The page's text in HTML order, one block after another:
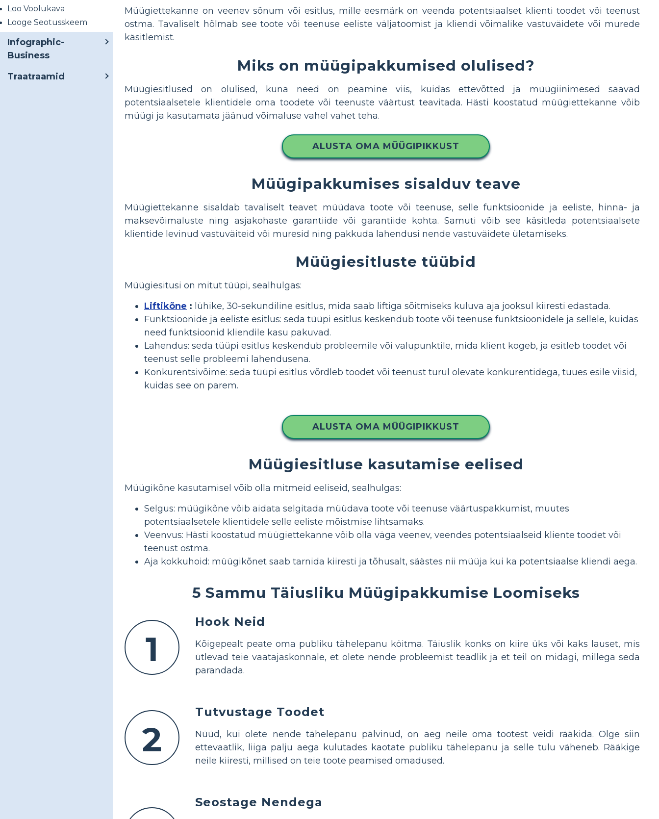
Loo Voolukava
Looge Seotusskeem
Infographic-
Business
Traatraamid
Müügiettekanne on veenev sõnum või esitlus, mille eesmärk on veenda potentsiaalset klienti toodet või teenust
ostma. Tavaliselt hõlmab see toote või teenuse eeliste väljatoomist ja kliendi võimalike vastuväidete või murede
käsitlemist.
Miks on müügipakkumised olulised?
Müügiesitlused on olulised, kuna need on peamine viis, kuidas ettevõtted ja müügiinimesed saavad
potentsiaalsetele klientidele oma toodete või teenuste väärtust teavitada. Hästi koostatud müügiettekanne võib
müügi ja kasutamata jäänud võimaluse vahel vahet teha.
ALUSTA OMA MÜÜGIPIKKUST
Müügipakkumises sisalduv teave
Müügiettekanne sisaldab tavaliselt teavet müüdava toote või teenuse, selle funktsioonide ja eeliste, hinna- ja
maksevõimaluste ning asjakohaste garantiide või garantiide kohta. Samuti võib see käsitleda potentsiaalsete
klientide levinud vastuväiteid või muresid ning pakkuda lahendusi nende vastuväidete ületamiseks.
Müügiesitluste tüübid
Müügiesitusi on mitut tüüpi, sealhulgas:
Liftikõne : lühike, 30-sekundiline esitlus, mida saab liftiga sõitmiseks kuluva aja jooksul kiiresti edastada.
Funktsioonide ja eeliste esitlus: seda tüüpi esitlus keskendub toote või teenuse funktsioonidele ja sellele, kuidas
need funktsioonid kliendile kasu pakuvad.
Lahendus: seda tüüpi esitlus keskendub probleemile või valupunktile, mida klient kogeb, ja esitleb toodet või
teenust selle probleemi lahendusena.
Konkurentsivõime: seda tüüpi esitlus võrdleb toodet või teenust turul olevate konkurentidega, tuues esile viisid,
kuidas see on parem.
ALUSTA OMA MÜÜGIPIKKUST
Müügiesitluse kasutamise eelised
Müügikõne kasutamisel võib olla mitmeid eeliseid, sealhulgas:
Selgus: müügikõne võib aidata selgitada müüdava toote või teenuse väärtuspakkumist, muutes
potentsiaalsetele klientidele selle eeliste mõistmise lihtsamaks.
Veenvus: Hästi koostatud müügiettekanne võib olla väga veenev, veendes potentsiaalseid kliente toodet või
teenust ostma.
Aja kokkuhoid: müügikõnet saab tarnida kiiresti ja tõhusalt, säästes nii müüja kui ka potentsiaalse kliendi aega.
5 Sammu Täiusliku Müügipakkumise Loomiseks
1
Hook Neid
Kõigepealt peate oma publiku tähelepanu köitma. Täiuslik konks on kiire üks või kaks lauset, mis
ütlevad teie vaatajaskonnale, et olete nende probleemist teadlik ja et teil on midagi, millega seda
parandada.
2
Tutvustage Toodet
Nüüd, kui olete nende tähelepanu pälvinud, on aeg neile oma tootest veidi rääkida. Olge siin
ettevaatlik, liiga palju aega kulutades kaotate publiku tähelepanu ja selle tulu väheneb. Rääkige
neile kiiresti, millised on teie toote peamised omadused.
Seostage Nendega